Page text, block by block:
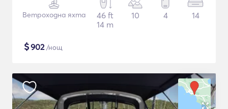
Ветроходна яхта
46 ft
14 m
10 4 14
$902/нощ